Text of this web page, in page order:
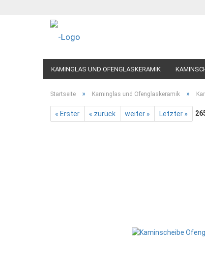
KAMINGLAS UND OFENGLASKERAMIK
Startseite » Kaminglas und Ofenglaskeramik »
« Erster « zurück weiter » Letzter »